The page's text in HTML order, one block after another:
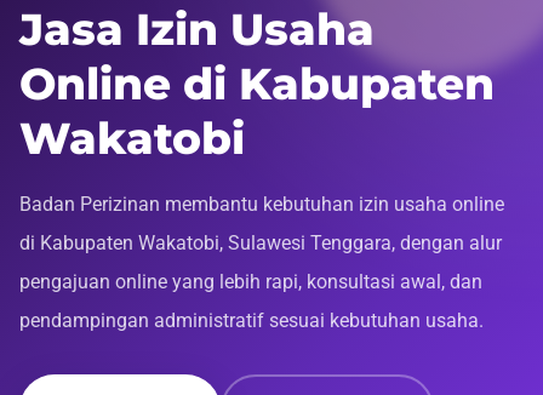
Jasa Izin Usaha
Online di Kabupaten
Wakatobi
Badan Perizinan membantu kebutuhan izin usaha online
di Kabupaten Wakatobi, Sulawesi Tenggara, dengan alur
pengajuan online yang lebih rapi, konsultasi awal, dan
pendampingan administratif sesuai kebutuhan usaha.